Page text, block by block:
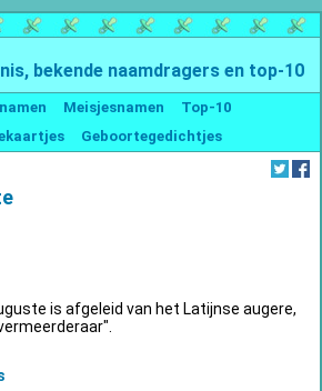
bekende naamdragers en top-10
Meisjesnamen
Top-10
Geboortegedichtjes
is afgeleid van het Latijnse augere,